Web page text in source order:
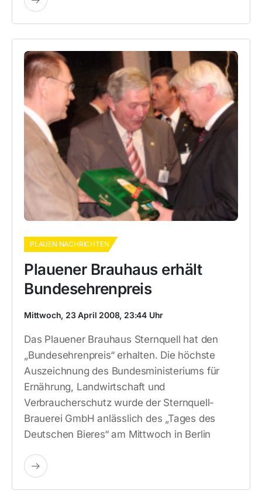
PLAUEN NACHRICHTEN
Plauener Brauhaus erhält
Bundesehrenpreis
Mittwoch, 23 April 2008, 23:44 Uhr
Das Plauener Brauhaus Sternquell hat den
„Bundesehrenpreis“ erhalten. Die höchste
Auszeichnung des Bundesministeriums für
Ernährung, Landwirtschaft und
Verbraucherschutz wurde der Sternquell-
Brauerei GmbH anlässlich des „Tages des
Deutschen Bieres“ am Mittwoch in Berlin